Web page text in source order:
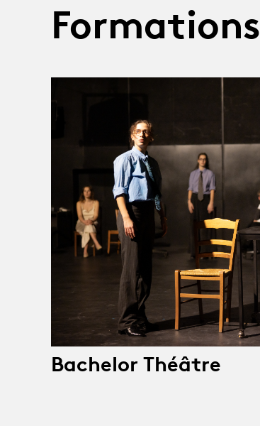
Formations
Bachelor Théâtre